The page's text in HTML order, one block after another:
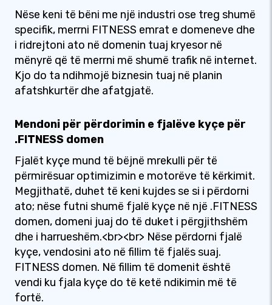
Nëse keni të bëni me një industri ose treg shumë
specifik, merrni FITNESS emrat e domeneve dhe
i ridrejtoni ato në domenin tuaj kryesor në
mënyrë që të merrni më shumë trafik në internet.
Kjo do ta ndihmojë biznesin tuaj në planin
afatshkurtër dhe afatgjatë.
Mendoni për përdorimin e fjalëve kyçe për
.FITNESS domen
Fjalët kyçe mund të bëjnë mrekulli për të
përmirësuar optimizimin e motorëve të kërkimit.
Megjithatë, duhet të keni kujdes se si i përdorni
ato; nëse futni shumë fjalë kyçe në një .FITNESS
domen, domeni juaj do të duket i përgjithshëm
dhe i harrueshëm.<br><br> Nëse përdorni fjalë
kyçe, vendosini ato në fillim të fjalës suaj.
FITNESS domen. Në fillim të domenit është
vendi ku fjala kyçe do të ketë ndikimin më të
fortë.